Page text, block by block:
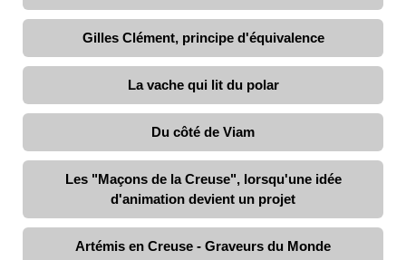
Gilles Clément, principe d'équivalence
La vache qui lit du polar
Du côté de Viam
Les "Maçons de la Creuse", lorsqu'une idée
d'animation devient un projet
Artémis en Creuse - Graveurs du Monde